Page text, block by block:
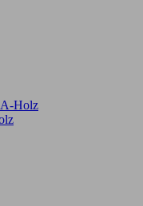
Holz